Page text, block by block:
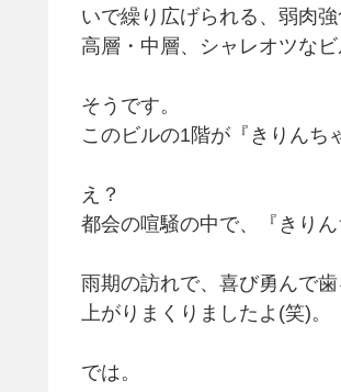
いで繰り広げられる、弱肉強
高層・中層、シャレオツな
そうです。
このビルの1階が『きりんち
え？
都会の喧騒の中で、『きり
雨期の訪れで、喜び勇んで
上がりまくりましたよ(笑)。
では。